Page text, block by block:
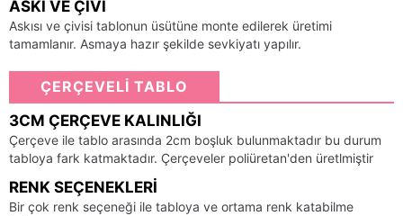
ASKI VE ÇIVI
Askısı ve çivisi tablonun üsütüne monte edilerek üretimi
tamamlanır. Asmaya hazır şekilde sevkiyatı yapılır.
ÇERÇEVELİ TABLO
3CM ÇERÇEVE KALINLIĞI
Çerçeve ile tablo arasında 2cm boşluk bulunmaktadır bu durum
tabloya fark katmaktadır. Çerçeveler poliüretan'den üretlmiştir
RENK SEÇENEKLERI
Bir çok renk seçeneği ile tabloya ve ortama renk katabilme